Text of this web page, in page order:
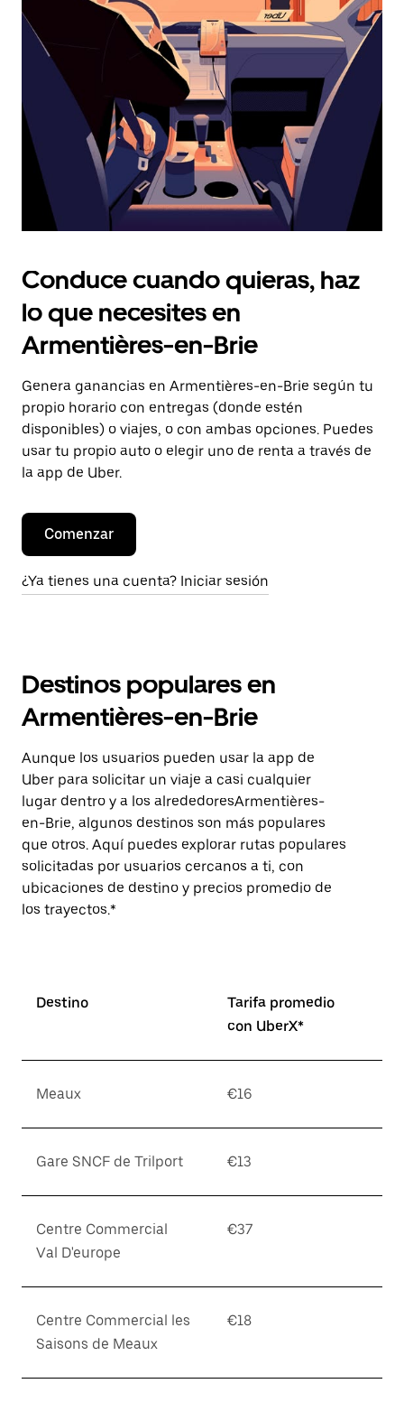
Presiona
la
tecla Esc
para
calendario.
Conduce cuando quieras, haz
lo que necesites en
Armentières-en-Brie
Genera ganancias en Armentières-en-Brie según tu
propio horario con entregas (donde estén
disponibles) o viajes, o con ambas opciones. Puedes
usar tu propio auto o elegir uno de renta a través de
la app de Uber.
Comenzar
¿Ya tienes una cuenta? Iniciar sesión
Destinos populares en
Armentières-en-Brie
Aunque los usuarios pueden usar la app de
Uber para solicitar un viaje a casi cualquier
lugar dentro y a los alrededoresArmentières-
en-Brie, algunos destinos son más populares
que otros. Aquí puedes explorar rutas populares
solicitadas por usuarios cercanos a ti, con
ubicaciones de destino y precios promedio de
los trayectos.*
Destino
Tarifa promedio
con UberX*
Meaux €16
Gare SNCF de Trilport €13
Centre Commercial
Val D'europe
€37
Centre Commercial les
Saisons de Meaux
€18